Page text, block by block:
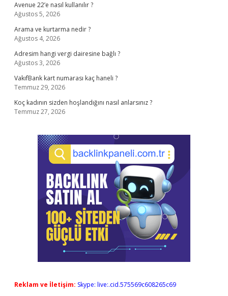
Avenue 22’e nasıl kullanılır ?
Ağustos 5, 2026
Arama ve kurtarma nedir ?
Ağustos 4, 2026
Adresim hangi vergi dairesine bağlı ?
Ağustos 3, 2026
VakıfBank kart numarası kaç haneli ?
Temmuz 29, 2026
Koç kadının sizden hoşlandığını nasıl anlarsınız ?
Temmuz 27, 2026
Reklam ve İletişim: Skype: live:.cid.575569c608265c69